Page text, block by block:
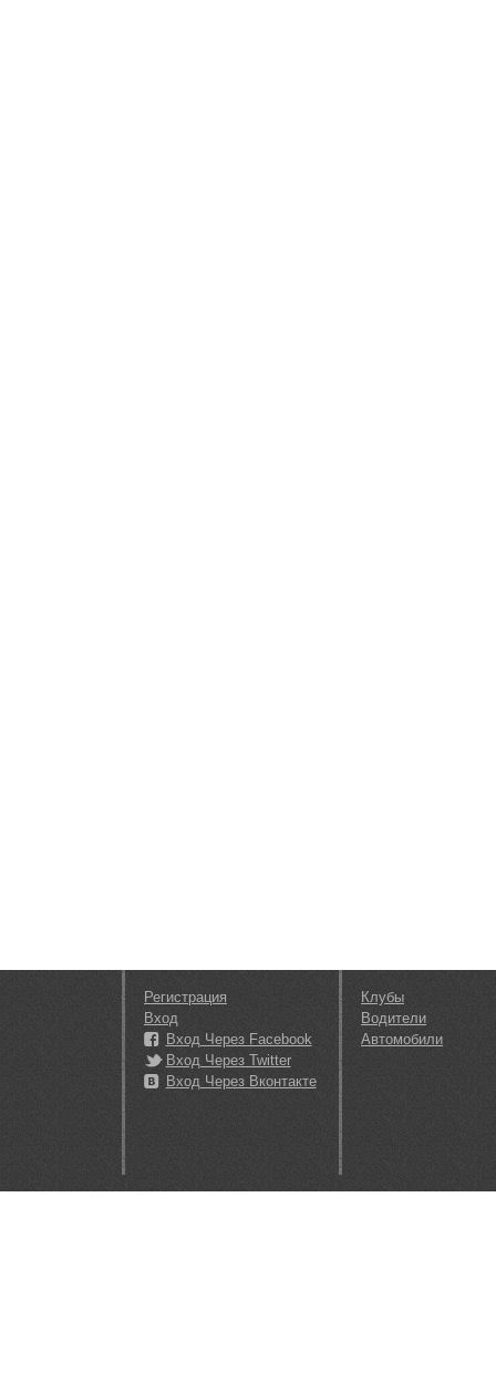
Регистрация
Вход
Вход Через Facebook
Вход Через Twitter
Вход Через Вконтакте
Клубы
Водители
Автомобили